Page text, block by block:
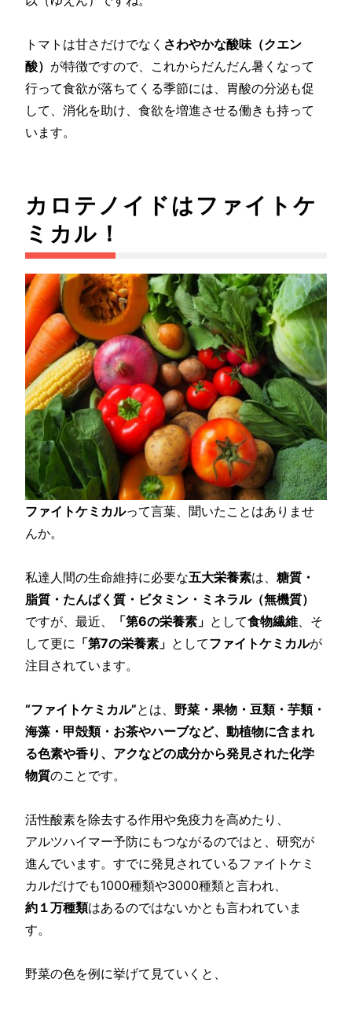
トマトは甘さだけでなく さわやかな酸味（クエン
酸） が特徴ですので、これからだんだん暑くなって
行って食欲が落ちてくる季節には、胃酸の分泌も促
して、消化を助け、食欲を増進させる働きも持って
います。
カロテノイドはファイトケ
ミカル！
ファイトケミカルって言葉、聞いたことはありませ
んか。
私達人間の生命維持に必要な五大栄養素は、糖質・
脂質・たんぱく質・ビタミン・ミネラル（無機質）
ですが、最近、
「第6の栄養素」 として食物繊維、そ
して更に 「第7の栄養素」 としてファイトケミカルが
注目されています。
“ファイトケミカル”とは、野菜・果物・豆類・芋類・
海藻・甲殻類・お茶やハーブなど、動植物に含まれ
る色素や香り、アクなどの成分から発見された化学
物質のことです。
活性酸素を除去する作用や免疫力を高めたり、
アルツハイマー予防にもつながるのではと、研究が
進んでいます。すでに発見されているファイトケミ
カルだけでも1000種類や3000種類と言われ、
約１万種類はあるのではないかとも言われていま
す。
野菜の色を例に挙げて見ていくと、